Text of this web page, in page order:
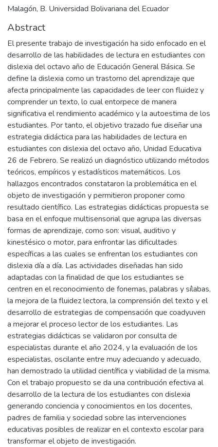
Malagón, B. Universidad Bolivariana del Ecuador
Abstract
El presente trabajo de investigación ha sido enfocado en el
desarrollo de las habilidades de lectura en estudiantes con
dislexia del octavo año de Educación General Básica. Se
define la dislexia como un trastorno del aprendizaje que
afecta principalmente las capacidades de leer con fluidez y
comprender un texto, lo cual entorpece de manera
significativa el rendimiento académico y la autoestima de los
estudiantes. Por tanto, el objetivo trazado fue diseñar una
estrategia didáctica para las habilidades de lectura en
estudiantes con dislexia del octavo año, Unidad Educativa
26 de Febrero. Se realizó un diagnóstico utilizando métodos
teóricos, empíricos y estadísticos matemáticos. Los
hallazgos encontrados constataron la problemática en el
objeto de investigación y permitieron proponer como
resultado científico. Las estrategias didácticas propuesta se
basa en el enfoque multisensorial que agrupa las diversas
formas de aprendizaje, como son: visual, auditivo y
kinestésico o motor, para enfrontar las dificultades
específicas a las cuales se enfrentan los estudiantes con
dislexia día a día. Las actividades diseñadas han sido
adaptadas con la finalidad de que los estudiantes se
centren en el reconocimiento de fonemas, palabras y sílabas,
la mejora de la fluidez lectora, la comprensión del texto y el
desarrollo de estrategias de compensación que coadyuven
a mejorar el proceso lector de los estudiantes. Las
estrategias didácticas se validaron por consulta de
especialistas durante el año 2024, y la evaluación de los
especialistas, oscilante entre muy adecuando y adecuado,
han demostrado la utilidad científica y viabilidad de la misma.
Con el trabajo propuesto se da una contribución efectiva al
desarrollo de la lectura de los estudiantes con dislexia
generando conciencia y conocimientos en los docentes,
padres de familia y sociedad sobre las intervenciones
educativas posibles de realizar en el contexto escolar para
transformar el objeto de investigación.